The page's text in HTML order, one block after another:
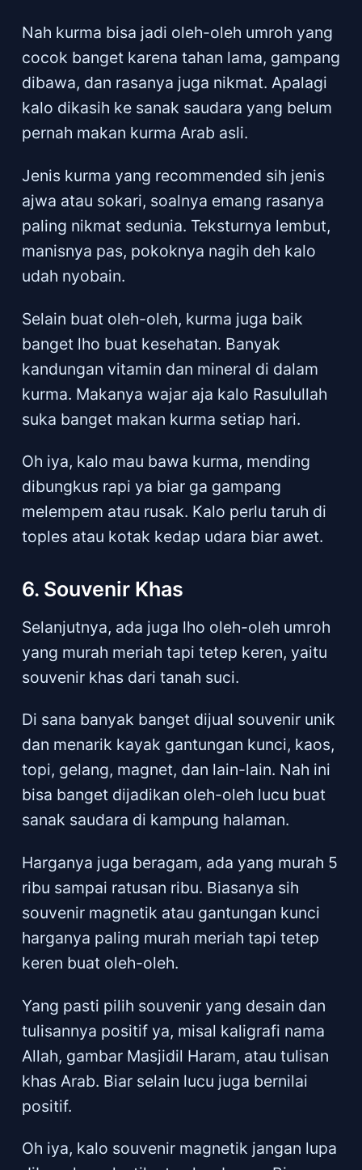
Nah kurma bisa jadi oleh-oleh umroh yang
cocok banget karena tahan lama, gampang
dibawa, dan rasanya juga nikmat. Apalagi
kalo dikasih ke sanak saudara yang belum
pernah makan kurma Arab asli.
Jenis kurma yang recommended sih jenis
ajwa atau sokari, soalnya emang rasanya
paling nikmat sedunia. Teksturnya lembut,
manisnya pas, pokoknya nagih deh kalo
udah nyobain.
Selain buat oleh-oleh, kurma juga baik
banget lho buat kesehatan. Banyak
kandungan vitamin dan mineral di dalam
kurma. Makanya wajar aja kalo Rasulullah
suka banget makan kurma setiap hari.
Oh iya, kalo mau bawa kurma, mending
dibungkus rapi ya biar ga gampang
melempem atau rusak. Kalo perlu taruh di
toples atau kotak kedap udara biar awet.
6. Souvenir Khas
Selanjutnya, ada juga lho oleh-oleh umroh
yang murah meriah tapi tetep keren, yaitu
souvenir khas dari tanah suci.
Di sana banyak banget dijual souvenir unik
dan menarik kayak gantungan kunci, kaos,
topi, gelang, magnet, dan lain-lain. Nah ini
bisa banget dijadikan oleh-oleh lucu buat
sanak saudara di kampung halaman.
Harganya juga beragam, ada yang murah 5
ribu sampai ratusan ribu. Biasanya sih
souvenir magnetik atau gantungan kunci
harganya paling murah meriah tapi tetep
keren buat oleh-oleh.
Yang pasti pilih souvenir yang desain dan
tulisannya positif ya, misal kaligrafi nama
Allah, gambar Masjidil Haram, atau tulisan
khas Arab. Biar selain lucu juga bernilai
positif.
Oh iya, kalo souvenir magnetik jangan lupa